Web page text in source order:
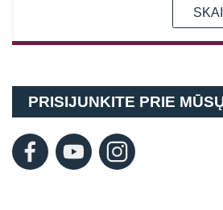
PRISIJUNKITE PRIE